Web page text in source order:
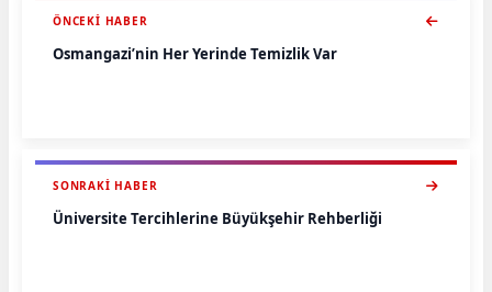
ÖNCEKI HABER
Osmangazi’nin Her Yerinde Temizlik Var
SONRAKI HABER
Üniversite Tercihlerine Büyükşehir Rehberliği